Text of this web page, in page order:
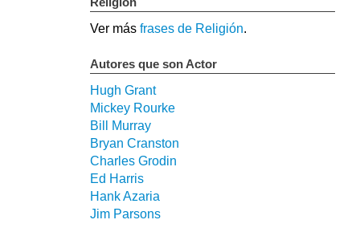
Ver más frases de Religión.
Autores que son Actor
Hugh Grant
Mickey Rourke
Bill Murray
Bryan Cranston
Charles Grodin
Ed Harris
Hank Azaria
Jim Parsons